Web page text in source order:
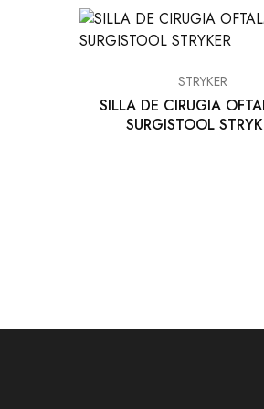
EQUIPO DENTAL
OTROS
STRYKER
SILLA DE CIRUGIA
SURGISTOOL